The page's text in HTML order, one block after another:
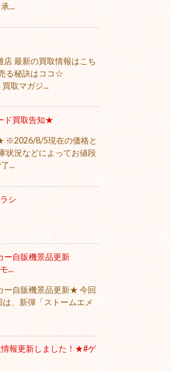
...
店 最新の買取情報はこち
る秘訣はココ☆
取マガジ...
ド買取告知★
8/5現在の価格と
状況などによってお値段
...
シ
自販機景品更新
...
ー自販機景品更新★ 今回
、新弾「ストームエメ
報更新しました！★#ゲ